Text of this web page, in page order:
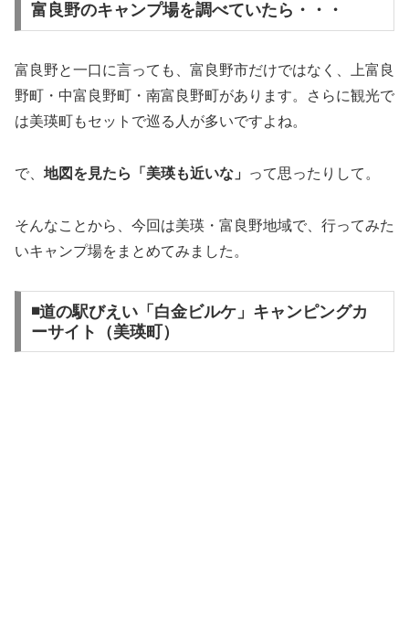
富良野のキャンプ場を調べていたら・・・
富良野と一口に言っても、富良野市だけではなく、上富良
野町・中富良野町・南富良野町があります。さらに観光で
は美瑛町もセットで巡る人が多いですよね。
で、 地図を見たら「美瑛も近いな」 って思ったりして。
そんなことから、今回は美瑛・富良野地域で、行ってみた
いキャンプ場をまとめてみました。
◾️道の駅びえい「白金ビルケ」キャンピングカ
ーサイト（美瑛町）